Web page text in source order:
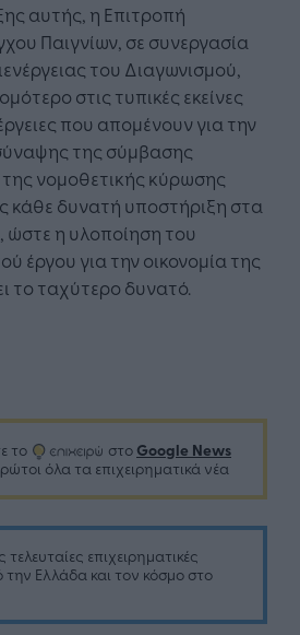
αυτής, η Επιτροπή
Παιγνίων, σε συνεργασία
του Διαγωνισμού,
στις τυπικές εκείνες
που απομένουν για την
της σύμβασης
νομοθετικής κύρωσης
κάθε δυνατή υποστήριξη στα
ώστε η υλοποίηση του
έργου για την οικονομία της
το ταχύτερο δυνατό.
το στο Google News
όλα τα επιχειρηματικά νέα
τελευταίες επιχειρηματικές
την Ελλάδα και τον κόσμο στο